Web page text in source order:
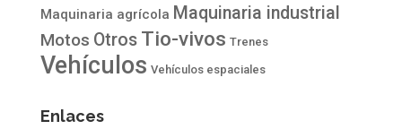
Maquinaria agrícola Maquinaria industrial
Motos Otros Tio-vivos Trenes
Vehículos Vehículos espaciales
Enlaces